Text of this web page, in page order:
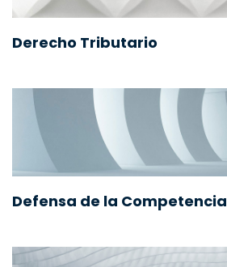
Derecho Tributario
Defensa de la Competencia